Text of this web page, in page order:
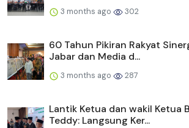
3 months ago 302
60 Tahun Pikiran Rakyat
Jabar dan Media d...
3 months ago 287
Lantik Ketua dan wakil Ketua
Teddy: Langsung Ker...